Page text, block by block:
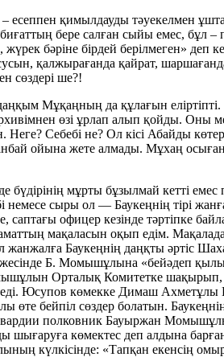
қимылдауды тәуекелмен
бере салған сыйы емес, бұл
бәріне бірдей берілмеген»
қалжырағанда қайрат,
сөздері ше?!
Мұқаңның да құлағын еліртіпті.
өзі ұрлап алып қойды. Оны
Себебі не? Ол кісі Абайды
ойына жете алмады. Мұхаң
мұрты бұзылмай кетті
немесе сыры ол — Баукеңнің тірі
саптағы офицер кезінде
мақаласын оқып едім.
Баукеңнің даңқты әртіс
Б. Момышұлына «бейәдеп
Орталық Комитетке шақырып,
Юсупов көмекке Димаш Ахметұлы
өте бейпіл сөздер болатын.
полковник Бауыржан
көмектес деп алдына
күлкісінде: «Тапқан екенсің